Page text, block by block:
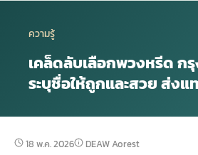
ดอกไม้หน้าศพ
พวงหรีด กรุงเทพ
ไม้งานแต่ง
พวงหรีดพัดลม
รับจัดงานศพ
ความรู้
เคล็ดลับเลือกพวงหรีด ก
ระบุชื่อให้ถูกและสวย ส่งแ
18 พ.ค. 2026 DEAW Aorest